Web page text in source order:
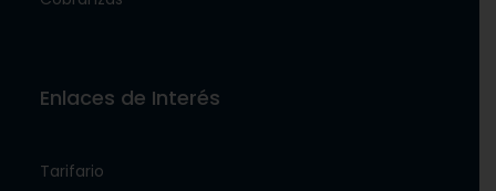
Enlaces de Interés
Tarifario